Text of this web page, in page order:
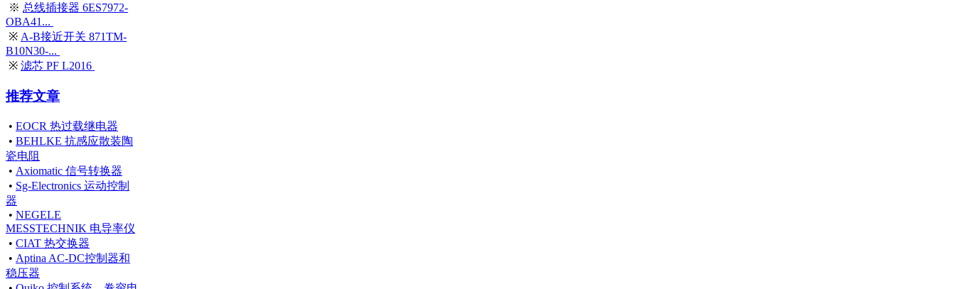
※ 总线插接器 6ES7972-
OBA41...
※ A-B接近开关 871TM-
B10N30-...
※ 滤芯 PF L2016
推荐文章
• EOCR 热过载继电器
• BEHLKE 抗感应散装陶
瓷电阻
• Axiomatic 信号转换器
• Sg-Electronics 运动控制
器
• NEGELE
MESSTECHNIK 电导率仪
• CIAT 热交换器
• Aptina AC-DC控制器和
稳压器